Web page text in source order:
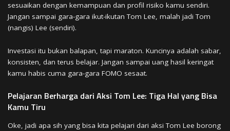
sesuaikan dengan kemampuan dan profil risiko kamu sendiri.
Jangan sampai gara-gara ikut-ikutan Tom Lee, malah jadi Tom
(nangis) Lee (sendiri).
Investasi itu bukan balapan, tapi maraton. Kuncinya adalah sabar,
konsisten, dan terus belajar. Jangan sampai uang hasil keringat
kamu habis cuma gara-gara FOMO sesaat.
Pelajaran Berharga dari Aksi Tom Lee: Tiga Hal yang Bisa
Kamu Tiru
Oke, jadi apa sih yang bisa kita pelajari dari aksi Tom Lee borong